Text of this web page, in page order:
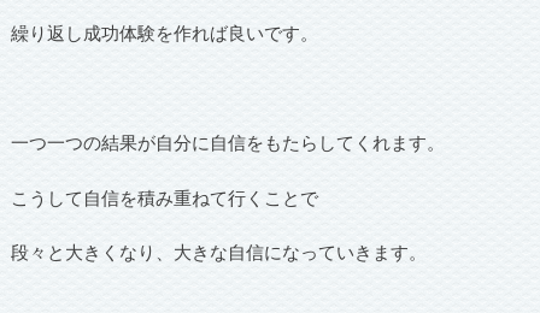
繰り返し成功体験を作れば良いです。
一つ一つの結果が自分に自信をもたらしてくれます。
こうして自信を積み重ねて行くことで
段々と大きくなり、大きな自信になっていきます。